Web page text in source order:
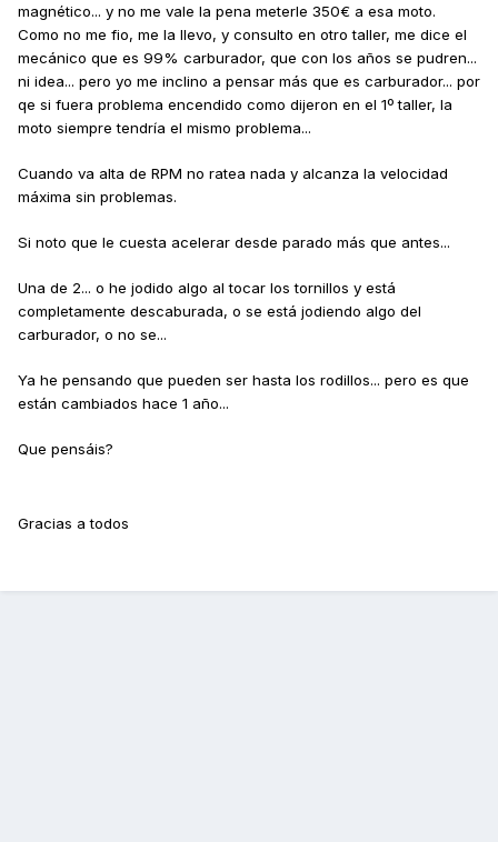
magnético... y no me vale la pena meterle 350€ a esa moto.
Como no me fio, me la llevo, y consulto en otro taller, me dice el
mecánico que es 99% carburador, que con los años se pudren...
ni idea... pero yo me inclino a pensar más que es carburador... por
qe si fuera problema encendido como dijeron en el 1º taller, la
moto siempre tendría el mismo problema...
Cuando va alta de RPM no ratea nada y alcanza la velocidad
máxima sin problemas.
Si noto que le cuesta acelerar desde parado más que antes...
Una de 2... o he jodido algo al tocar los tornillos y está
completamente descaburada, o se está jodiendo algo del
carburador, o no se...
Ya he pensando que pueden ser hasta los rodillos... pero es que
están cambiados hace 1 año...
Que pensáis?
Gracias a todos